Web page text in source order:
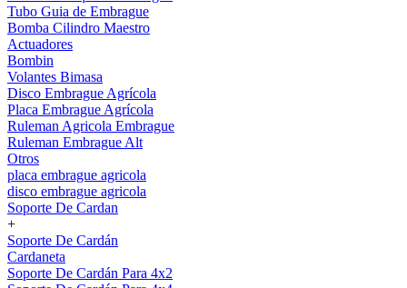
Tubo Guia de Embrague
Bomba Cilindro Maestro
Actuadores
Bombin
Volantes Bimasa
Disco Embrague Agrícola
Placa Embrague Agrícola
Ruleman Agricola Embrague
Ruleman Embrague Alt
Otros
placa embrague agricola
disco embrague agricola
Soporte De Cardan
+
Soporte De Cardán
Cardaneta
Soporte De Cardán Para 4x2